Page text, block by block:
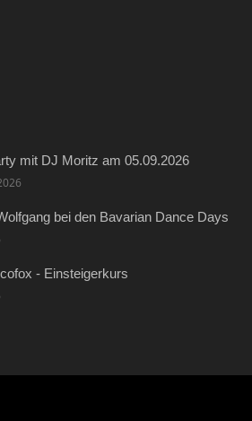
mit DJ Moritz am 05.09.2026
bei den Bavarian Dance Days
- Einsteigerkurs